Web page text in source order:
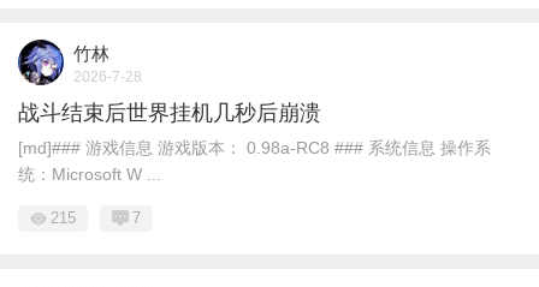
竹林
2026-7-28
战斗结束后世界挂机几秒后崩溃
[md]### 游戏信息 游戏版本： 0.98a-RC8 ### 系统信息 操作系
统：Microsoft W ...
215 7